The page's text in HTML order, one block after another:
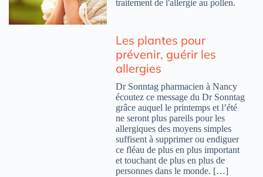
traitement de l'allergie au pollen.
Les plantes pour
prévenir, guérir les
allergies
Dr Sonntag pharmacien à Nancy
écoutez ce message du Dr Sonntag
grâce auquel le printemps et l’été
ne seront plus pareils pour les
allergiques des moyens simples
suffisent à supprimer ou endiguer
ce fléau de plus en plus important
et touchant de plus en plus de
personnes dans le monde. […]